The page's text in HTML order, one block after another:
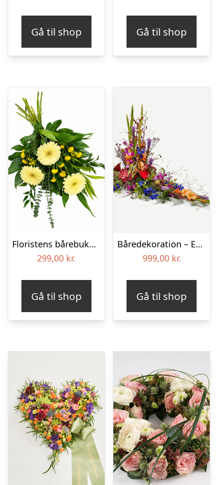
Gå til shop Gå til shop
Floristens bårebuket – Smukt minde
299,00 kr.
Gå til shop
Båredekoration – Et farverigt farvel
999,00 kr.
Gå til shop